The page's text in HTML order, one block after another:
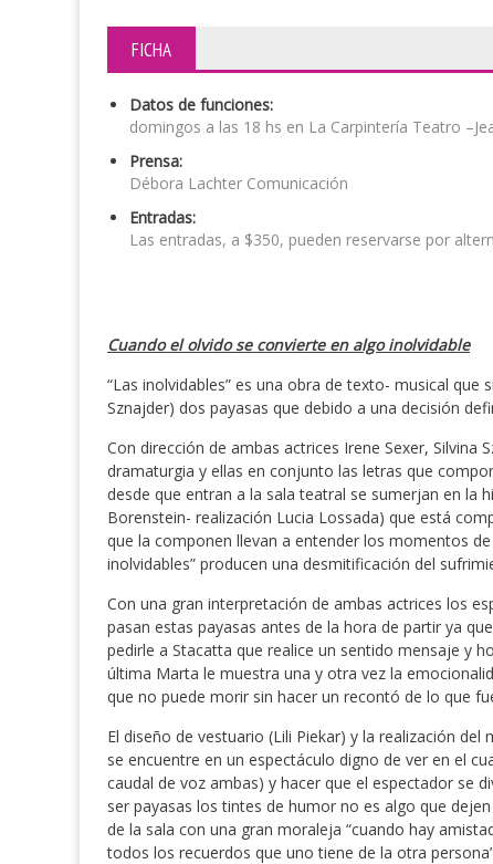
FICHA
Datos de funciones:
domingos a las 18 hs en La Carpintería Teatro
Prensa:
Débora Lachter Comunicación
Entradas:
Las entradas, a $350, pueden reservarse por
Cuando el olvido se convierte en algo inolvidable
“Las inolvidables” es una obra de texto- musical que
Sznajder) dos payasas que debido a una decisión
Con dirección de ambas actrices Irene Sexer, Silvina
dramaturgia y ellas en conjunto las letras que
desde que entran a la sala teatral se sumerjan en la
Borenstein- realización Lucia Lossada) que está
que la componen llevan a entender los momentos
inolvidables” producen una desmitificación del
Con una gran interpretación de ambas actrices los
pasan estas payasas antes de la hora de partir ya
pedirle a Stacatta que realice un sentido mensaje y
última Marta le muestra una y otra vez la
que no puede morir sin hacer un recontó de lo que
El diseño de vestuario (Lili Piekar) y la realización
se encuentre en un espectáculo digno de ver en el
caudal de voz ambas) y hacer que el espectador se
ser payasas los tintes de humor no es algo que
de la sala con una gran moraleja “cuando hay
todos los recuerdos que uno tiene de la otra